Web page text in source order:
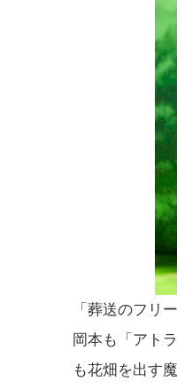
「葬送のフリ
岡本も「アト
も花畑を出す